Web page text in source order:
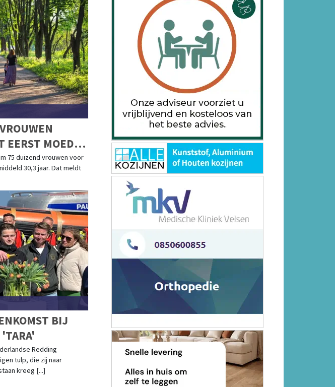
EERST MOEDER
75 duizend vrouwen voor
30,3 jaar. Dat meldt
BIJ
Redding
tulp, die zij naar
kreeg [...]